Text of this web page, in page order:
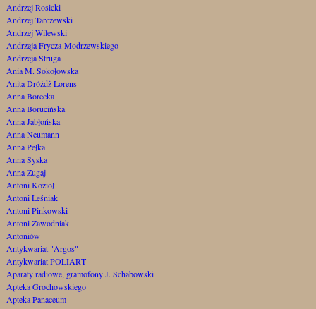
Andrzej Rosicki
Andrzej Tarczewski
Andrzej Wilewski
Andrzeja Frycza-Modrzewskiego
Andrzeja Struga
Ania M. Sokołowska
Anita Dróżdż Lorens
Anna Borecka
Anna Borucińska
Anna Jabłońska
Anna Neumann
Anna Pełka
Anna Syska
Anna Zugaj
Antoni Kozioł
Antoni Leśniak
Antoni Pinkowski
Antoni Zawodniak
Antoniów
Antykwariat "Argos"
Antykwariat POLIART
Aparaty radiowe, gramofony J. Schabowski
Apteka Grochowskiego
Apteka Panaceum